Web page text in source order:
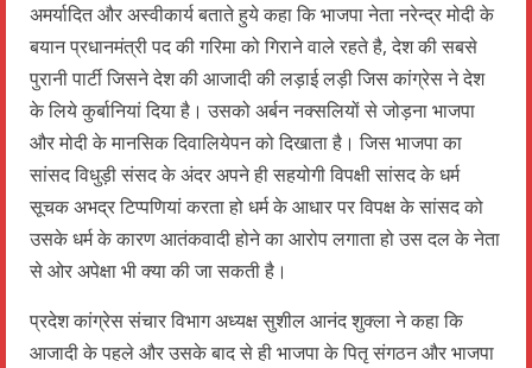
अमर्यादित और अस्वीकार्य बताते हुये कहा कि भाजपा नेता नरेन्द्र मोदी के
बयान प्रधानमंत्री पद की गरिमा को गिराने वाले रहते है, देश की सबसे
पुरानी पार्टी जिसने देश की आजादी की लड़ाई लड़ी जिस कांग्रेस ने देश
के लिये कुर्बानियां दिया है। उसको अर्बन नक्सलियों से जोड़ना भाजपा
और मोदी के मानसिक दिवालियेपन को दिखाता है। जिस भाजपा का
सांसद विधुड़ी संसद के अंदर अपने ही सहयोगी विपक्षी सांसद के धर्म
सूचक अभद्र टिप्पणियां करता हो धर्म के आधार पर विपक्ष के सांसद को
उसके धर्म के कारण आतंकवादी होने का आरोप लगाता हो उस दल के नेता
से ओर अपेक्षा भी क्या की जा सकती है।
प्रदेश कांग्रेस संचार विभाग अध्यक्ष सुशील आनंद शुक्ला ने कहा कि
आजादी के पहले और उसके बाद से ही भाजपा के पितृ संगठन और भाजपा